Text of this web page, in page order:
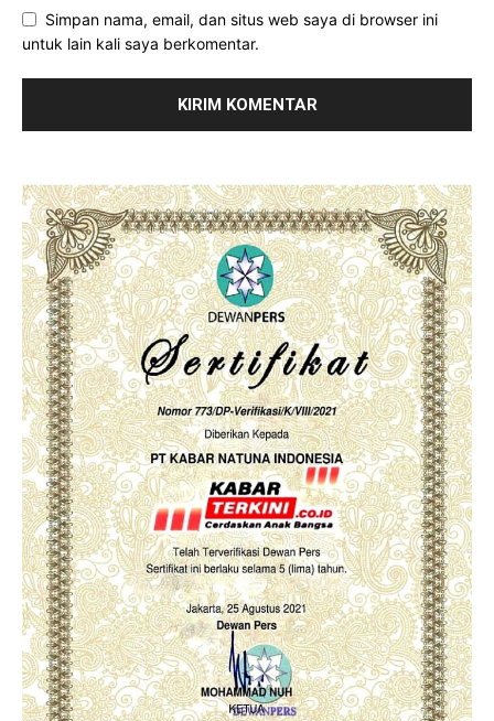
Simpan nama, email, dan situs web saya di browser ini
untuk lain kali saya berkomentar.